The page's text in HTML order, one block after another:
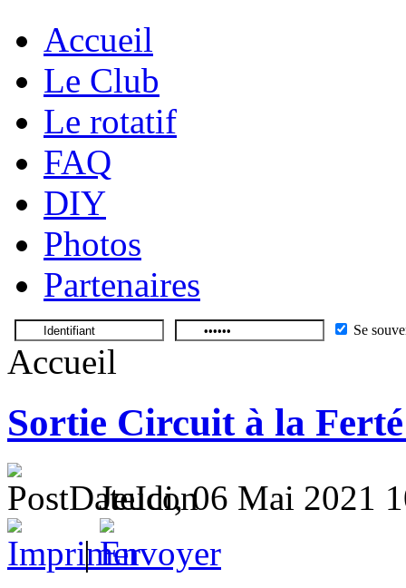
Accueil
Le Club
Le rotatif
FAQ
DIY
Photos
Partenaires
Se
Accueil
Sortie Circuit à la
Jeudi, 06 Mai 2021
|